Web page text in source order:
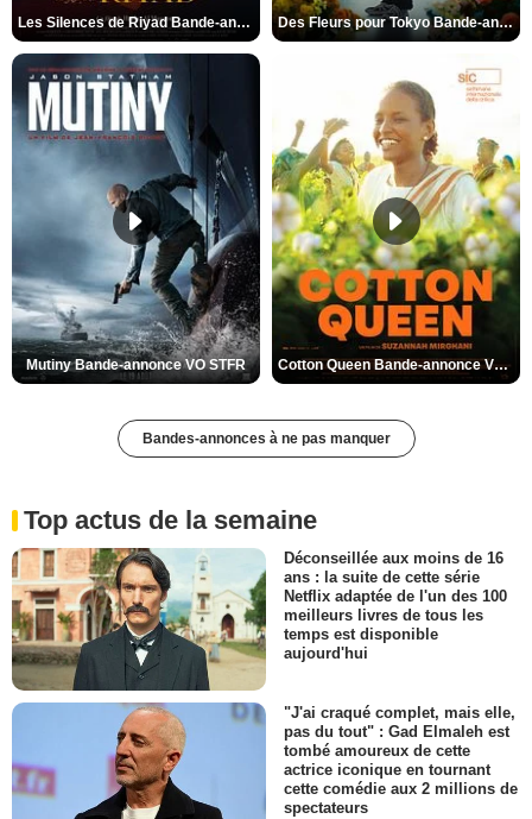
Les Silences de Riyad Bande-annonce VO STFR Des Fleurs pour Tokyo Bande-annonce VO STFR
Mutiny Bande-annonce VO STFR Cotton Queen Bande-annonce VO STFR
Bandes-annonces à ne pas manquer
Top actus de la semaine
Déconseillée aux moins de 16
ans : la suite de cette série
Netflix adaptée de l'un des 100
meilleurs livres de tous les
temps est disponible
aujourd'hui
"J'ai craqué complet, mais elle,
pas du tout" : Gad Elmaleh est
tombé amoureux de cette
actrice iconique en tournant
cette comédie aux 2 millions de
spectateurs